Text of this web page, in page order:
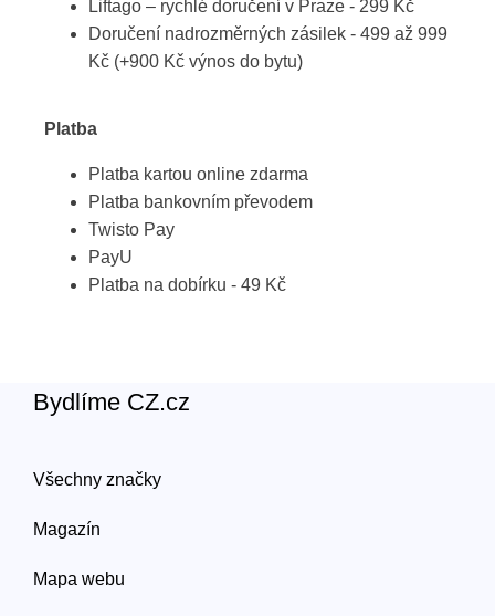
Liftago – rychlé doručení v Praze - 299 Kč
Doručení nadrozměrných zásilek - 499 až 999
Kč (+900 Kč výnos do bytu)
Platba
Platba kartou online zdarma
Platba bankovním převodem
Twisto Pay
PayU
Platba na dobírku - 49 Kč
Bydlíme CZ.cz
Všechny značky
Magazín
Mapa webu